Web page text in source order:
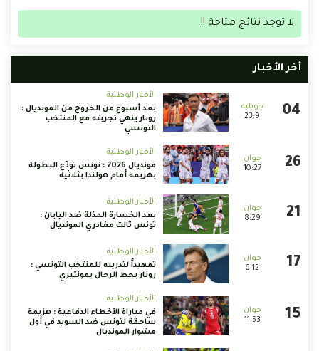
لا توجد نتائج متاحة !!
أخر الأخبار
23:9
الأخبار الوطنية
بعد أسبوع من الخروج من المونديال :
رونار ينهي تجربته مع المنتخب
التونسي
10:27
الأخبار الوطنية
مونديال 2026 : تونس تودّع البطولة
بهزيمة أمام هولندا بثلاثية
8:29
الأخبار الوطنية
بعد الخسارة المذلة ضد اليابان :
تونس ثالث مغادري المونديال
6:12
الأخبار الوطنية
تمهيداً لتدريبه للمنتخب التونسي :
رونار يحط الرحال بمونتيري
11:53
الأخبار الوطنية
في مباراة الأخطاء الدفاعية : هزيمة
ساحقة لتونس ضد السويد في أول
مشوار المونديال